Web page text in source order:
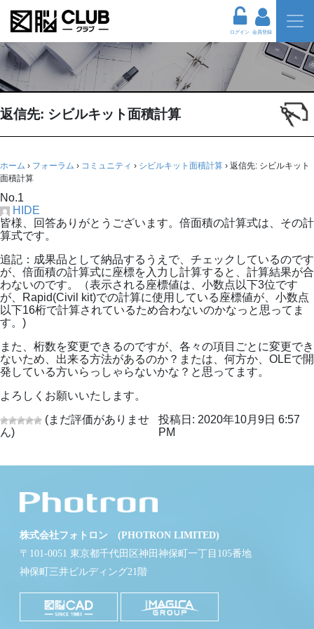
ログイン 会員登録
返信先: シビルキット面積計算
ホーム › フォーラム › コミュニティ › シビルキット面積計算 › 返信先: シビルキット
面積計算
No.1
HIDE
皆様、回答ありがとうございます。倍面積の計算式は、その計
算式です。
追記：成果品として納品するうえで、チェックしているのです
が、倍面積の計算式に座標を入力し計算すると、計算結果が合
わないのです。（表示される座標値は、小数点以下3位です
が、Rapid(Civil kit)での計算に使用している座標値が、小数点
以下16桁で計算されているため合わないのかなっと思ってま
す。)
また、桁数を変更できるのですが、各々の項目ごとに変更でき
ないため、出来る方法があるのか？または、何方か、OLEで開
発している方いらっしゃらないかな？と思ってます。
よろしくお願いいたします。
(まだ評価がありませ
ん)
投稿日: 2020年10月9日 6:57
PM
株式会社フォトロン (PHOTRON LIMITED)
〒101-0051 東京都千代田区神田神保町一丁目105番地
神保町三井ビルディング21階